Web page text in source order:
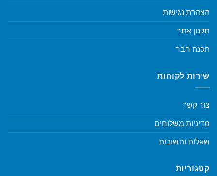
הצהרת נגישות
תקנון אתר
הפנה חבר
שירות לקוחות
צור קשר
מדיניות משלוחים
שאלות ותשובות
קטגוריות